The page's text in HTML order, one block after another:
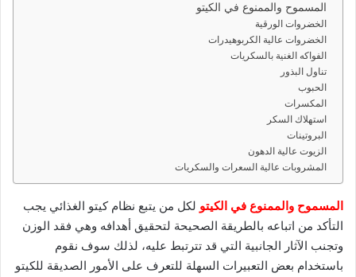
ي
د
ا
ر
و
ن
ي
ا
المسموح والممنوع في الكيتو
الخضروات الورقية
الخضروات عالية الكربوهيدرات
الفواكه الغنية بالسكريات
تناول البذور
الحبوب
المكسرات
استهلاك السكر
البروتينات
الزيوت عالية الدهون
المشروبات عالية السعرات والسكريات
المسموح والممنوع في الكيتو لكل من يتبع نظام كيتو الغذائي يجب
التأكد من اتباعه بالطريقة الصحيحة لتحقيق أهدافه وهي فقد الوزن
وتجنب الآثار الجانبية التي قد تترتبط عليه، لذلك سوف نقوم
باستخدام بعض التعبيرات السهلة للتعرف على الأمور الصديقة للكيتو